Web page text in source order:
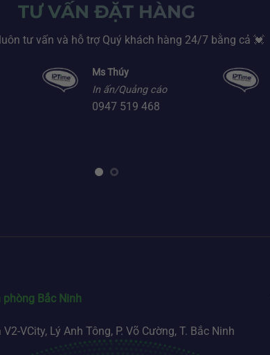
TƯ VẤN ĐẶT HÀNG
tư vấn và hỗ trợ Quý khách hàng 24/7 bằng cả 💓
Ms Thúy
In ấn/Quảng cáo
0947 519 468
phòng Bắc Ninh
V2-VCity, Lý Anh Tông, P. Võ Cường, T. Bắc Ninh